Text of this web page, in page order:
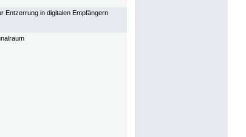
Entzerrung in digitalen Empfängern